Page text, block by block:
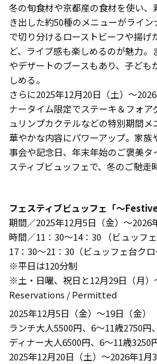
冬の旬食材や京都産の食材を使い、
き出した約50種のメニューがライ
で切り分けるローストビーフや揚げ
ど、ライブ感も楽しめるのが魅力。
やデザートのブースもあり、子ども
しめる。
さらに2025年12月20日（土）〜
ナータイム限定でステーキ＆フォア
ュリンプカクテルなどの特別期間メ
華やかな内容にパワーアップ。家
事会や記念日、年末年始のご褒美タ
スティブビュッフェで、冬のご馳走
フェスティブビュッフェ「～
期間／2025年12月5日（金）～2026
時間／11：30～14：30 （ビュッフ
17：30～21：30（ビュッフェ台クロ
※平日は120分制
※土・日曜、祝日と12月29日（月）
Reservations / Permitted
2025年12月5日（金）～19日（金）
ランチ大人5500円、6～11歳2750円
ディナー大人6500円、6～11歳
2025年12月20日（土）～2026年1月3